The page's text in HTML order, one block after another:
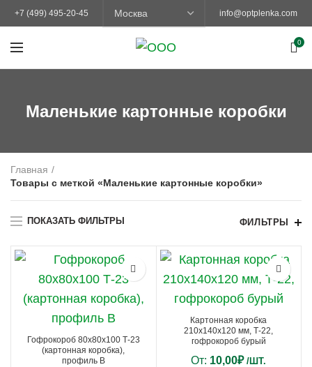
+7 (499) 495-20-45 info@optplenka.com
0
Маленькие картонные коробки
Главная
Товары с меткой «Маленькие картонные коробки»
ПОКАЗАТЬ ФИЛЬТРЫ ФИЛЬТРЫ
Гофрокороб 80х80х100 Т-23
(картонная коробка),
профиль B
Картонная коробка
210х140х120 мм, Т-22,
гофрокороб бурый
От: 10,00₽ /ШТ.